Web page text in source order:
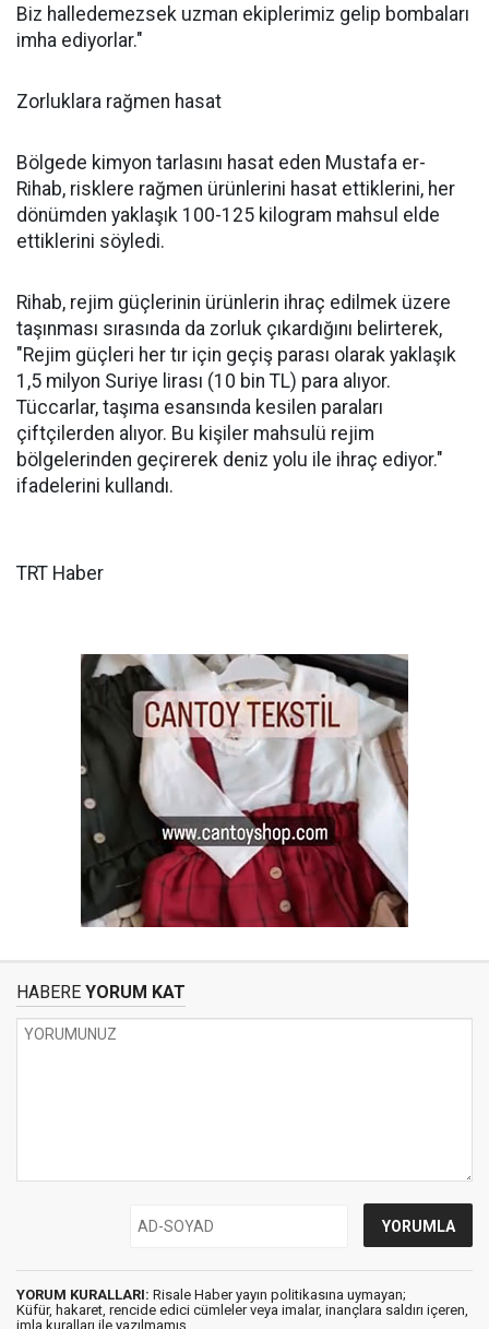
Biz halledemezsek uzman ekiplerimiz gelip bombaları
imha ediyorlar."
Zorluklara rağmen hasat
Bölgede kimyon tarlasını hasat eden Mustafa er-
Rihab, risklere rağmen ürünlerini hasat ettiklerini, her
dönümden yaklaşık 100-125 kilogram mahsul elde
ettiklerini söyledi.
Rihab, rejim güçlerinin ürünlerin ihraç edilmek üzere
taşınması sırasında da zorluk çıkardığını belirterek,
"Rejim güçleri her tır için geçiş parası olarak yaklaşık
1,5 milyon Suriye lirası (10 bin TL) para alıyor.
Tüccarlar, taşıma esansında kesilen paraları
çiftçilerden alıyor. Bu kişiler mahsulü rejim
bölgelerinden geçirerek deniz yolu ile ihraç ediyor."
ifadelerini kullandı.
TRT Haber
HABERE YORUM KAT
YORUM KURALLARI: Risale Haber yayın politikasına uymayan;
Küfür, hakaret, rencide edici cümleler veya imalar, inançlara saldırı içeren,
imla kuralları ile yazılmamış,